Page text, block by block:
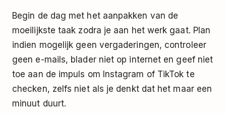
Begin de dag met het aanpakken van de
moeilijkste taak zodra je aan het werk gaat. Plan
indien mogelijk geen vergaderingen, controleer
geen e-mails, blader niet op internet en geef niet
toe aan de impuls om Instagram of TikTok te
checken, zelfs niet als je denkt dat het maar een
minuut duurt.